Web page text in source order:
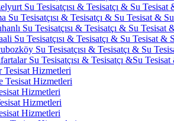
Su Tesisatçısı & Tesisatçı & Su Tesisat
Su Tesisatçısı & Tesisatçı & Su Tesisat &
Su Tesisatçısı & Tesisatçı & Su Tesisat
Su Tesisatçısı & Tesisatçı & Su Tesisat &
Su Tesisatçısı & Tesisatçı & Su
Su Tesisatçısı & Tesisatçı &Su
Tesisat Hizmetleri
Tesisat Hizmetleri
Hizmetleri
Hizmetleri
Hizmetleri